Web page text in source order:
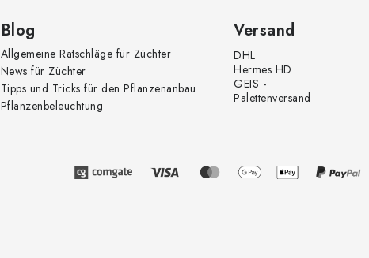
Blog
Allgemeine Ratschläge für Züchter
News für Züchter
Tipps und Tricks für den Pflanzenanbau
Pflanzenbeleuchtung
Versand
DHL
Hermes HD
GEIS -
Palettenversand